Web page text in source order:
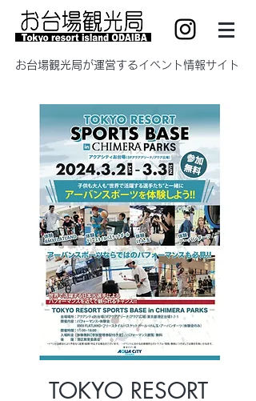
​お台場観光局が運営するイベント情報サイト
TOKYO RESORT